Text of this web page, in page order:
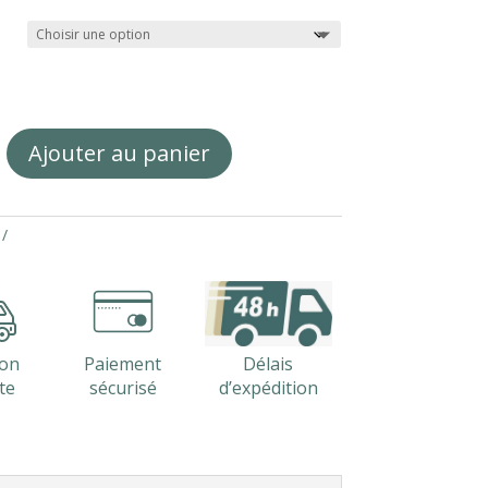
151,92€
Ajouter au panier
Paiement
sécurisé
Délais
d’expédition